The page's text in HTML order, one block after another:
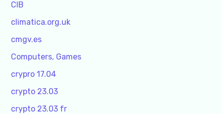
CIB
climatica.org.uk
cmgv.es
Computers, Games
crypro 17.04
crypto 23.03
crypto 23.03 fr